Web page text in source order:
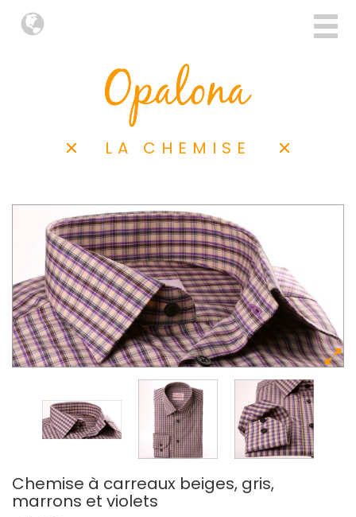
LA CHEMISE
Chemise à carreaux beiges, gris,
marrons et violets